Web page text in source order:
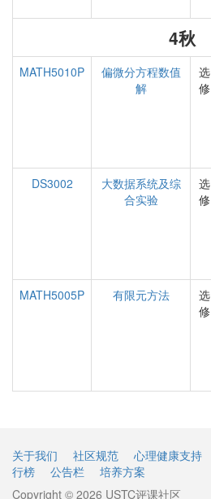
4秋
MATH5010P
偏微分方程数值
解
选
修
DS3002
大数据系统及综
合实验
选
修
MATH5005P
有限元方法
选
修
关于我们 社区规范 心理健康支持
行榜
公告栏
培养方案
Copyright © 2026 USTC评课社区